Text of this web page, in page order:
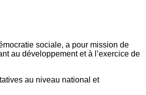
sociale, a pour mission de
au développement et à l’exercice de
au niveau national et